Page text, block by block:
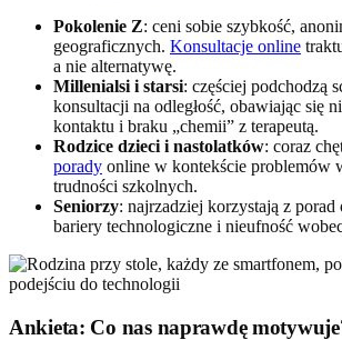
Pokolenie Z: ceni sobie szybkość,
geograficznych. Konsultacje online
a nie alternatywę.
Millenialsi i starsi: częściej podchodzą
konsultacji na odległość, obawiając się
kontaktu i braku „chemii” z terapeutą.
Rodzice dzieci i nastolatków: coraz
porady online w kontekście problemów
trudności szkolnych.
Seniorzy: najrzadziej korzystają z
bariery technologiczne i nieufność
Ankieta: Co nas naprawdę